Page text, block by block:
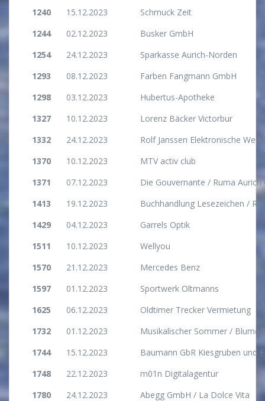
1240
15.12.2023
Schmuck Zeit
1244
02.12.2023
Busker GmbH
1254
24.12.2023
Sparkasse Aurich-Norden
1293
08.12.2023
Farben Fangmann GmbH
1298
03.12.2023
Hubertus-Apotheke
1327
10.12.2023
Lorenz Bäcker Victorbur
1332
24.12.2023
Rolf Janssen Elektronische
1370
10.12.2023
MTV activ club
1371
07.12.2023
Die Gouvernante / Ruma Aurich
1413
19.12.2023
Buchhandlung Lesezeichen /
1429
04.12.2023
Garrels Optik
1511
10.12.2023
Wellyou
1570
21.12.2023
Mercedes Benz
1597
01.12.2023
Sportwerk Oltmanns
1625
06.12.2023
Oldtimer Trecker Vermietung
1732
01.12.2023
Musikalischer Sommer / Blume
1744
15.12.2023
Baumann GbR Kiesgruben und
1748
22.12.2023
m01n Digitalagentur
1780
24.12.2023
Abegg GmbH / La Dolce Vita